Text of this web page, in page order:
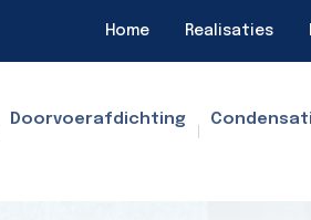
Home Realisaties
Doorvoerafdichting